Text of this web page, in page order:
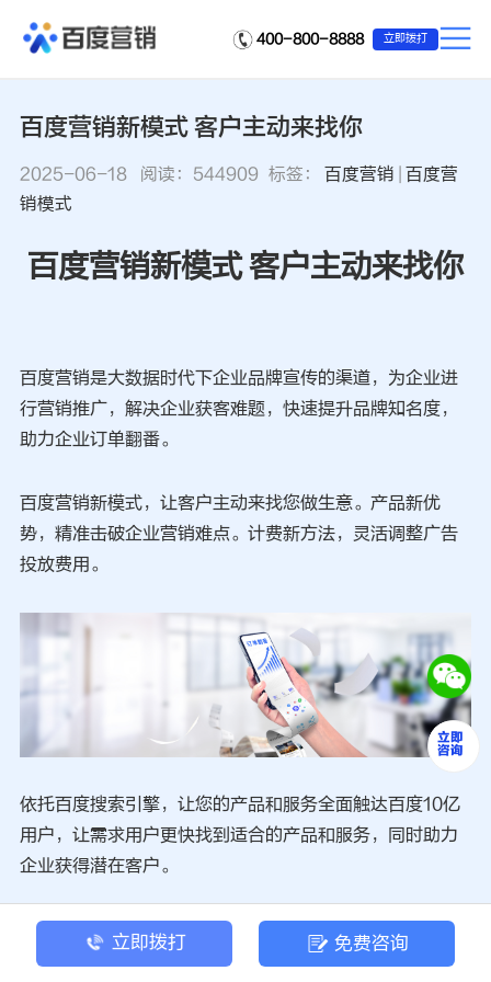
400-800-8888 立即拨打
百度营销新模式 客户主动来找你
2025-06-18阅读： 544909 标签： 百度营销
百度营
销模式
百度营销新模式 客户主动来找你
百度营销是大数据时代下企业品牌宣传的渠道，为企业进
行营销推广，解决企业获客难题，快速提升品牌知名度，
助力企业订单翻番。
百度营销新模式，让客户主动来找您做生意。产品新优
势，精准击破企业营销难点。计费新方法，灵活调整广告
投放费用。
依托百度搜索引擎，让您的产品和服务全面触达百度10亿
用户，让需求用户更快找到适合的产品和服务，同时助力
企业获得潜在客户。
基于超过200万种特征，百度大脑为您精准洞察用户行为
爱好，助您完成广告的一站式投放，打造营销闭环，让投
立即拨打 免费咨询